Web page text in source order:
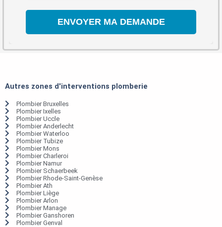
Autres zones d'interventions plomberie
Plombier Bruxelles
Plombier Ixelles
Plombier Uccle
Plombier Anderlecht
Plombier Waterloo
Plombier Tubize
Plombier Mons
Plombier Charleroi
Plombier Namur
Plombier Schaerbeek
Plombier Rhode-Saint-Genèse
Plombier Ath
Plombier Liège
Plombier Arlon
Plombier Manage
Plombier Ganshoren
Plombier Genval